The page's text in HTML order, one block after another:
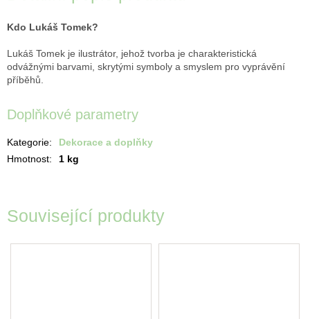
Související produkty
Kdo Lukáš Tomek?
Lukáš Tomek je ilustrátor, jehož tvorba je charakteristická
odvážnými barvami, skrytými symboly a smyslem pro vyprávění
příběhů.
Doplňkové parametry
Kategorie:
Dekorace a doplňky
Hmotnost: 1 kg